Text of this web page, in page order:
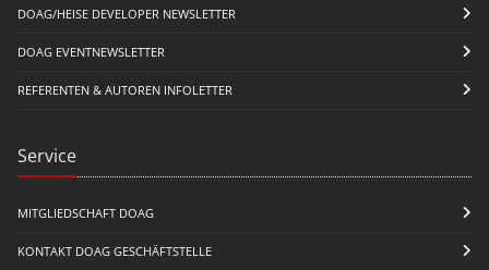
DOAG/HEISE DEVELOPER NEWSLETTER
DOAG EVENTNEWSLETTER
REFERENTEN & AUTOREN INFOLETTER
Service
MITGLIEDSCHAFT DOAG
KONTAKT DOAG GESCHÄFTSTELLE